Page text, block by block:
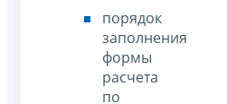
порядок
заполнения
формы
расчета
по